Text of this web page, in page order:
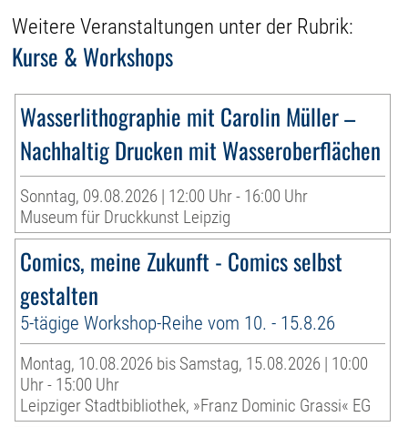
Weitere Veranstaltungen unter der Rubrik:
Kurse & Workshops
Wasserlithographie mit Carolin Müller –
Nachhaltig Drucken mit Wasseroberflächen
Sonntag, 09.08.2026 | 12:00 Uhr - 16:00 Uhr
Museum für Druckkunst Leipzig
Comics, meine Zukunft - Comics selbst
gestalten
5-tägige Workshop-Reihe vom 10. - 15.8.26
Montag, 10.08.2026 bis Samstag, 15.08.2026 | 10:00
Uhr - 15:00 Uhr
Leipziger Stadtbibliothek, »Franz Dominic Grassi« EG